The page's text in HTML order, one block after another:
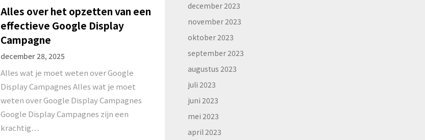
Alles over het opzetten van een
effectieve Google Display
Campagne
december 28, 2025
Alles wat je moet weten over Google
Display Campagnes Alles wat je moet
weten over Google Display Campagnes
Google Display Campagnes zijn een
krachtig…
december 2023
november 2023
oktober 2023
september 2023
augustus 2023
juli 2023
juni 2023
mei 2023
april 2023